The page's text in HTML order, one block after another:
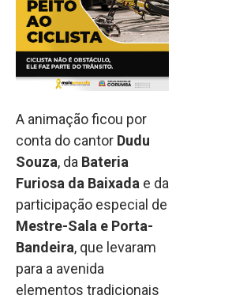
A animação ficou por
conta do cantor Dudu
Souza, da Bateria
Furiosa da Baixada e da
participação especial de
Mestre-Sala e Porta-
Bandeira, que levaram
para a avenida
elementos tradicionais